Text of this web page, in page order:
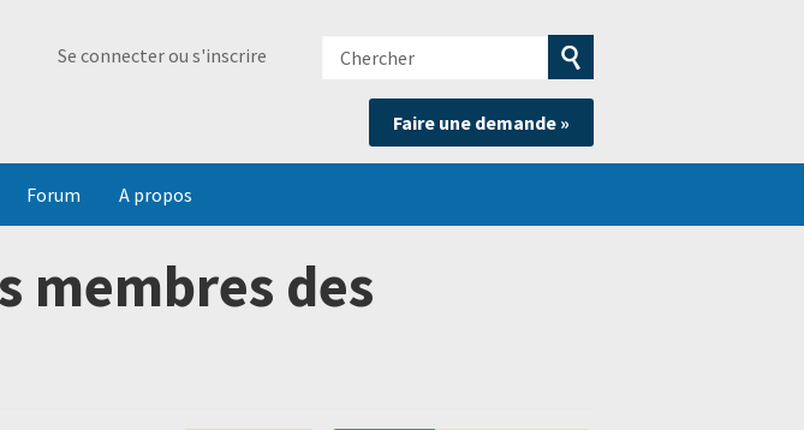
Se connecter ou s'inscrire
Chercher
Soumettre
la
recherche
Faire une demande »
Forum A propos
membres des